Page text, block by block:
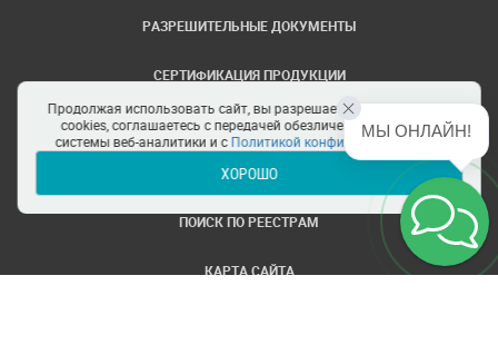
РАЗРЕШИТЕЛЬНЫЕ ДОКУМЕНТЫ
СЕРТИФИКАЦИЯ ПРОДУКЦИИ
ЗАДАТЬ ВОПРОС
ЦЕНТРЫ СЕРТИФИКАЦИИ
ПОИСК ПО РЕЕСТРАМ
КАРТА САЙТА
Продолжая использовать сайт, вы разрешаете использование
cookies, соглашаетесь с передачей обезличенных данных в
системы веб-аналитики и сПолитикой конфиденциальности
ХОРОШО
МЫ ОНЛАЙН!